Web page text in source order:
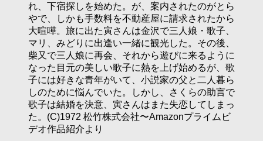
れ、下宿探しを始めた。が、案内されたのがとら
やで、しかも手数料を不動産屋に請求されたから
大喧嘩。旅に出た寅さんは金沢で三人娘・歌子、
マリ、みどりに出逢い一緒に観光した。その後、
柴又で三人娘に再会、それから遊びに来るように
なった目元の美しい歌子に熱を上げ始めるが、歌
子には好きな青年がいて、小説家の父と二人暮ら
しのために悩んでいた。しかし、さくらの助言で
歌子は結婚を決意、寅さんはまた失恋してしまっ
た。(C)1972 松竹株式会社〜Amazonプライムビ
デオ作品紹介より